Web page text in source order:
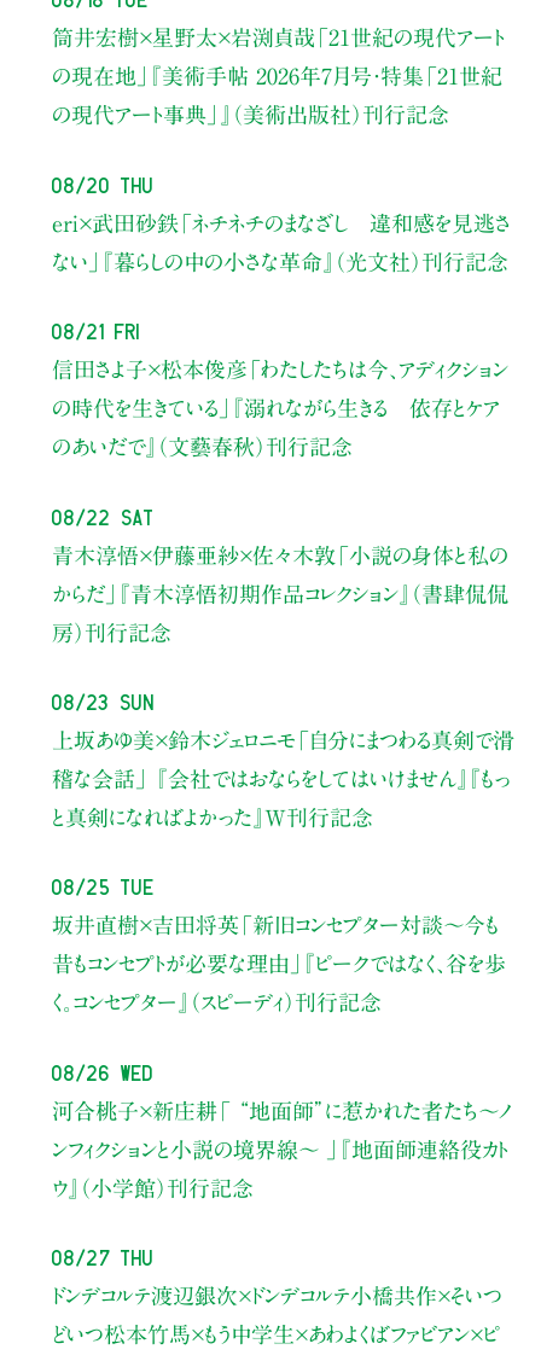
筒井宏樹×星野太×岩渕貞哉 「21世紀の現代アート
の現在地」
『美術手帖 2026年7月号・特集「21世紀
の現代アート事典」』（美術出版社）刊行記念
08/20 Thu
eri×武田砂鉄「ネチネチのまなざし 違和感を見逃さ
ない」
『暮らしの中の小さな革命』（光文社）刊行記念
08/21 Fri
信田さよ子×松本俊彦 「わたしたちは今、アディクション
の時代を生きている」
『溺れながら生きる 依存とケア
のあいだで』（文藝春秋）刊行記念
08/22 Sat
青木淳悟×伊藤亜紗×佐々木敦 「小説の身体と私の
からだ」
『青木淳悟初期作品コレクション』（書肆侃侃
房）刊行記念
08/23 Sun
上坂あゆ美×鈴木ジェロニモ 「自分にまつわる真剣で滑
稽な会話」
『会社ではおならをしてはいけません』『もっ
と真剣になればよかった』W刊行記念
08/25 Tue
坂井直樹×吉田将英「新旧コンセプター対談～今も
昔もコンセプトが必要な理由」
『ピークではなく、谷を歩
く。コンセプター』（スピーディ）刊行記念
08/26 Wed
河合桃子×新庄耕「 “地面師”に惹かれた者たち〜ノ
ンフィクションと小説の境界線〜 」
『地面師連絡役カト
ウ』（小学館）刊行記念
08/27 Thu
ドンデコルテ渡辺銀次×ドンデコルテ小橋共作×そいつ
どいつ松本竹馬×もう中学生×あわよくばファビアン×ピ